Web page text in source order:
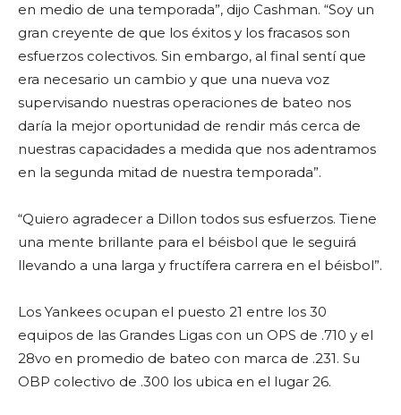
en medio de una temporada”, dijo Cashman. “Soy un
gran creyente de que los éxitos y los fracasos son
esfuerzos colectivos. Sin embargo, al final sentí que
era necesario un cambio y que una nueva voz
supervisando nuestras operaciones de bateo nos
daría la mejor oportunidad de rendir más cerca de
nuestras capacidades a medida que nos adentramos
en la segunda mitad de nuestra temporada”.
“Quiero agradecer a Dillon todos sus esfuerzos. Tiene
una mente brillante para el béisbol que le seguirá
llevando a una larga y fructífera carrera en el béisbol”.
Los Yankees ocupan el puesto 21 entre los 30
equipos de las Grandes Ligas con un OPS de .710 y el
28vo en promedio de bateo con marca de .231. Su
OBP colectivo de .300 los ubica en el lugar 26.